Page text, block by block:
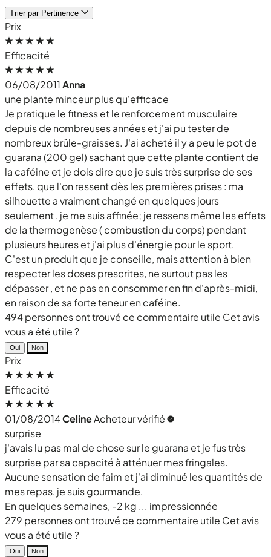
Trier par Pertinence
Prix
Efficacité
06/08/2011Anna
une plante minceur plus qu'efficace
Je pratique le fitness et le renforcement musculaire
depuis de nombreuses années et j'ai pu tester de
nombreux brûle-graisses. J'ai acheté il y a peu le pot de
guarana (200 gel) sachant que cette plante contient de
la caféine et je dois dire que je suis très surprise de ses
effets, que l'on ressent dès les premières prises : ma
silhouette a vraiment changé en quelques jours
seulement , je me suis affinée; je ressens même les effets
de la thermogenèse ( combustion du corps) pendant
plusieurs heures et j'ai plus d'énergie pour le sport.
C'est un produit que je conseille, mais attention à bien
respecter les doses prescrites, ne surtout pas les
dépasser , et ne pas en consommer en fin d'après-midi,
en raison de sa forte teneur en caféine.
494 personnes ont trouvé ce commentaire utile Cet avis
vous a été utile ?
Oui Non
Prix
Efficacité
01/08/2014CelineAcheteur vérifié
surprise
j'avais lu pas mal de chose sur le guarana et je fus très
surprise par sa capacité à atténuer mes fringales.
Aucune sensation de faim et j'ai diminué les quantités de
mes repas, je suis gourmande.
En quelques semaines, -2 kg ... impressionnée
279 personnes ont trouvé ce commentaire utile Cet avis
vous a été utile ?
Oui Non